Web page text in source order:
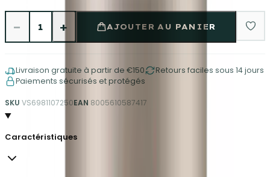
− 1 + AJOUTER AU PANIER
Livraison gratuite à partir de €150
Retours faciles sous 14 jours
Paiements sécurisés et protégés
SKU VS6981107250EAN 8005610587417
Caractéristiques